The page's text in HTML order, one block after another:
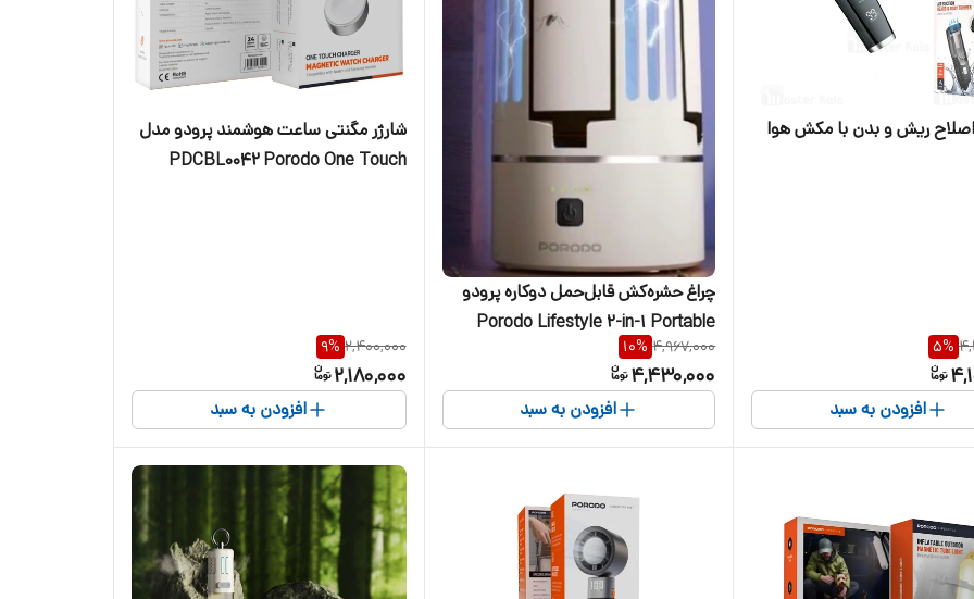
ریش و بدن با مکش هوا
5%
افزودن به سبد
چراغ حشره‌کش قابل‌حمل دوکاره پرودو
Porodo Lifestyle 2-in-1 Portable
سفید
4,967,000
10%
4,430,000
افزودن به سبد
شارژر مگنتی ساعت هوشمند پرودو مدل
PDCBL0042 Porodo One Touch
2,400,000
9%
2,180,000
افزودن به سبد